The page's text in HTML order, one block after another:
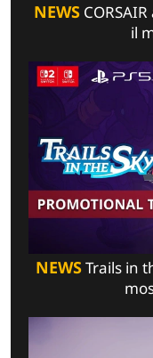
NEWS
il
NEWSTrails in